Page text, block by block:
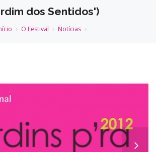
dos Sentidos')
O Festival Notícias